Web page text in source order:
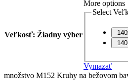
Veľkosť: Žiadny výber
More options
Select
Vymazať
množstvo M152 Kruhy na bežovom